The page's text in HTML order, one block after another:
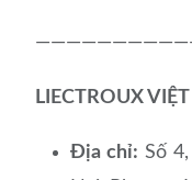
LIECTROUX
Địa chỉ: Số